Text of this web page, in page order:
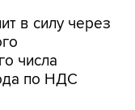
в силу через
числа
по НДС